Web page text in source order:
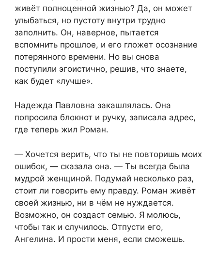
живёт полноценной жизнью? Да, он может
улыбаться, но пустоту внутри трудно
заполнить. Он, наверное, пытается
вспомнить прошлое, и его гложет осознание
потерянного времени. Но вы снова
поступили эгоистично, решив, что знаете,
как будет «лучше».
Надежда Павловна закашлялась. Она
попросила блокнот и ручку, записала адрес,
где теперь жил Роман.
— Хочется верить, что ты не повторишь моих
ошибок, — сказала она. — Ты всегда была
мудрой женщиной. Подумай несколько раз,
стоит ли говорить ему правду. Роман живёт
своей жизнью, ни в чём не нуждается.
Возможно, он создаст семью. Я молюсь,
чтобы так и случилось. Отпусти его,
Ангелина. И прости меня, если сможешь.